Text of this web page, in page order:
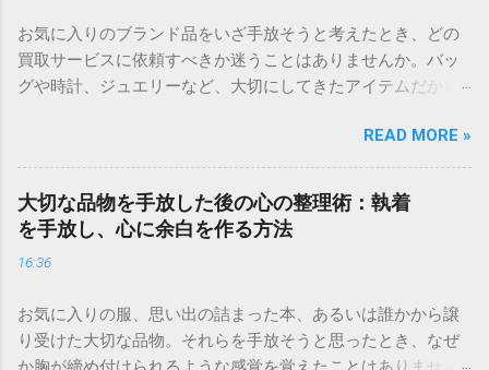
れて、息苦しさを感じていませんか。ものは本来、私たちが
より快適に暮らすために存在するはずです。しかし、増えす
ぎた持ち物は、時に心の重荷や生活スペースの圧迫という形
ものに変えるためには、持ち物を整理し、今の自分に本当に
必要なものを選び取ることが大切です。この記事では、大切
にしてきた品物を手放す際の心構えから、後悔しない査定の
コツ、そして整理を前向きな習慣にするための具体的なステ
自身の価値観を再確認し、これからの時間をより豊かに過ご
すための「選択のプロセス」です。 持ち物を手放すことで得
られる心理的メリット 多くのものに囲まれていると、私たち
お気に入りのブランド品をいざ手放そうと考えたとき、どの
買取サービスに依頼すべきか迷うことはありませんか。バッ
グや時計、ジュエリーなど、大切にしてきたアイテムだから
とです。 しかし、買取店によって査定基準や得意とするブラ
ンドは大きく異なります。「どこに頼んでも同じ」と思って
適当に選んでしまうと、本来の価値よりも低い金額で手放す
ことになりかねません。 この記事では、ブランド品買取サー
ビスを比較する際に注目すべき具体的なポイントと、あなた
に最適なサービスを見つけるための選び方を詳しく解説しま
者が存在しますが、その中から信頼できる店舗を見極めるた
めには、以下の3つの指標をチェックすることが大切です。 1.
READ MORE »
大切な品物を手放した後の心の整理術：執着
を手放し、心に余白を作る方法
16:36
お気に入りの服、思い出の詰まった本、あるいは誰かから譲
り受けた大切な品物。それらを手放そうと思ったとき、なぜ